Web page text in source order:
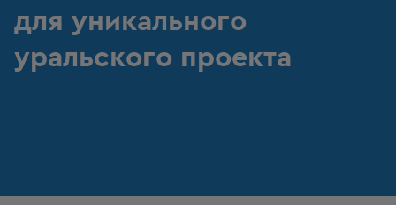
для уникального
уральского проекта